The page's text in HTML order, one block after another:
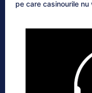
pe care casinourile nu